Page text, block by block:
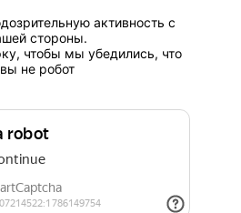
активность с
стороны.
чтобы мы убедились, что
вы не робот